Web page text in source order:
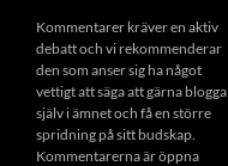
Kommentarer kräver en aktiv
debatt och vi rekommenderar
den som anser sig ha något
vettigt att säga att gärna blogga
själv i ämnet och få en större
spridning på sitt budskap.
Kommentarerna är öppna